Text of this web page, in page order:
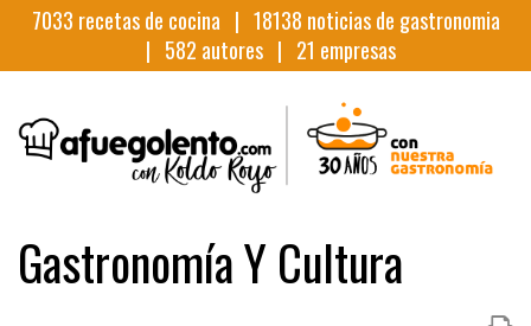
7033 recetas de cocina | 18138 noticias de gastronomia
| 582 autores | 21 empresas
Gastronomía Y Cultura